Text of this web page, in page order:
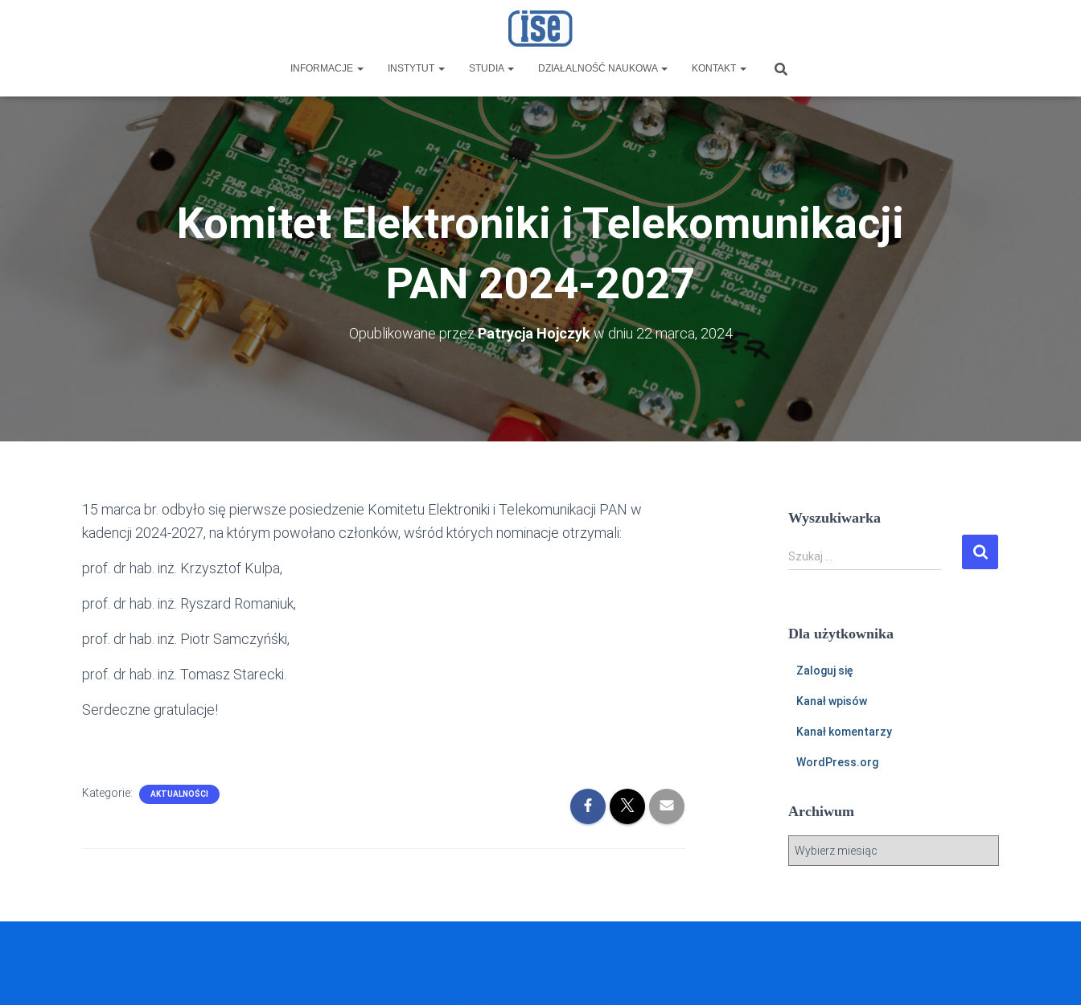
INFORMACJE INSTYTUT STUDIA DZIAŁALNOŚĆ NAUKOWA KONTAKT
Komitet Elektroniki i Telekomunikacji
PAN 2024-2027
Opublikowane przezPatrycja Hojczykw dniu 22 marca, 2024
15 marca br. odbyło się pierwsze posiedzenie Komitetu Elektroniki i Telekomunikacji PAN w
kadencji 2024-2027, na którym powołano członków, wśród których nominacje otrzymali:
prof. dr hab. inż. Krzysztof Kulpa,
prof. dr hab. inż. Ryszard Romaniuk,
prof. dr hab. inż. Piotr Samczyńśki,
prof. dr hab. inż. Tomasz Starecki.
Serdeczne gratulacje!
Kategorie: AKTUALNOŚCI
Wyszukiwarka
S
z
j
Szukaj …
Dla użytkownika
Zaloguj się
Kanał wpisów
Kanał komentarzy
WordPress.org
Archiwum